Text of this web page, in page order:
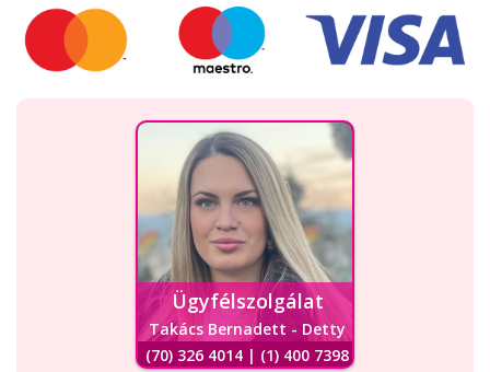
Ügyfélszolgálat
Takács Bernadett - Detty
(70) 326 4014 | (1) 400 7398